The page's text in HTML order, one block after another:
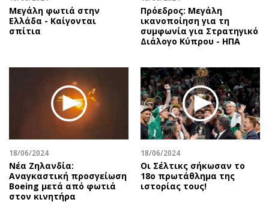
Μεγάλη φωτιά στην
Ελλάδα - Καίγονται
σπίτια
Πρόεδρος: Μεγάλη
ικανοποίηση για τη
συμφωνία για Στρατηγικό
Διάλογο Κύπρου - ΗΠΑ
18/06/2024
Νέα Ζηλανδία:
Αναγκαστική προσγείωση
Boeing μετά από φωτιά
στον κινητήρα
18/06/2024
Οι Σέλτικς σήκωσαν το
18ο πρωτάθλημα της
ιστορίας τους!